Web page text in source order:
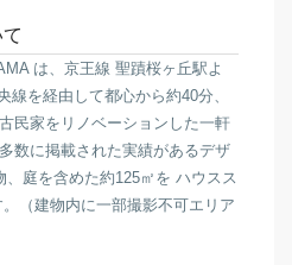
は、京王線 聖蹟桜ヶ丘駅よ
線を経由して都心から約40分、
民家をリノベーションした一軒
数に掲載された実績があるデザ
庭を含めた約125㎡を ハウスス
（建物内に一部撮影不可エリア